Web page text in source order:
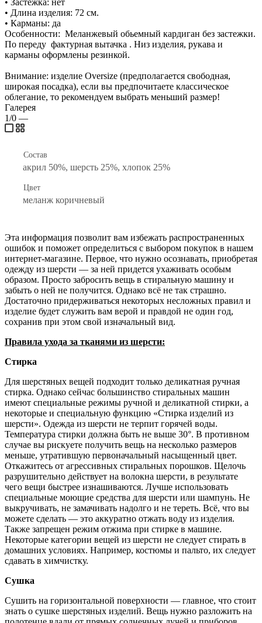
• Застёжка: нет
• Длина изделия: 72 см.
• Карманы: да
Особенности: Меланжевый обьемный кардиган без застежки.
По переду фактурная вытачка . Низ изделия, рукава и
карманы оформлены резинкой.
Внимание: изделие Oversize (предполагается свободная,
широкая посадка), если вы предпочитаете классическое
облегание, то рекомендуем выбрать меньший размер!
Галерея
1/0 —
Состав
акрил 50%, шерсть 25%, хлопок 25%
Цвет
меланж коричневый
Эта информация позволит вам избежать распространенных
ошибок и поможет определиться с выбором покупок в нашем
интернет-магазине. Первое, что нужно осознавать, приобретая
одежду из шерсти — за ней придется ухаживать особым
образом. Просто забросить вещь в стиральную машину и
забыть о ней не получится. Однако всё не так страшно.
Достаточно придерживаться некоторых несложных правил и
изделие будет служить вам верой и правдой не один год,
сохранив при этом свой изначальный вид.
Правила ухода за тканями из шерсти:
Стирка
Для шерстяных вещей подходит только деликатная ручная
стирка. Однако сейчас большинство стиральных машин
имеют специальные режимы ручной и деликатной стирки, а
некоторые и специальную функцию «Стирка изделий из
шерсти». Одежда из шерсти не терпит горячей воды.
Температура стирки должна быть не выше 30°. В противном
случае вы рискуете получить вещь на несколько размеров
меньше, утратившую первоначальный насыщенный цвет.
Откажитесь от агрессивных стиральных порошков. Щелочь
разрушительно действует на волокна шерсти, в результате
чего вещи быстрее изнашиваются. Лучше использовать
специальные моющие средства для шерсти или шампунь. Не
выкручивать, не замачивать надолго и не тереть. Всё, что вы
можете сделать — это аккуратно отжать воду из изделия.
Также запрещен режим отжима при стирке в машине.
Некоторые категории вещей из шерсти не следует стирать в
домашних условиях. Например, костюмы и пальто, их следует
сдавать в химчистку.
Сушка
Сушить на горизонтальной поверхности — главное, что стоит
знать о сушке шерстяных изделий. Вещь нужно разложить на